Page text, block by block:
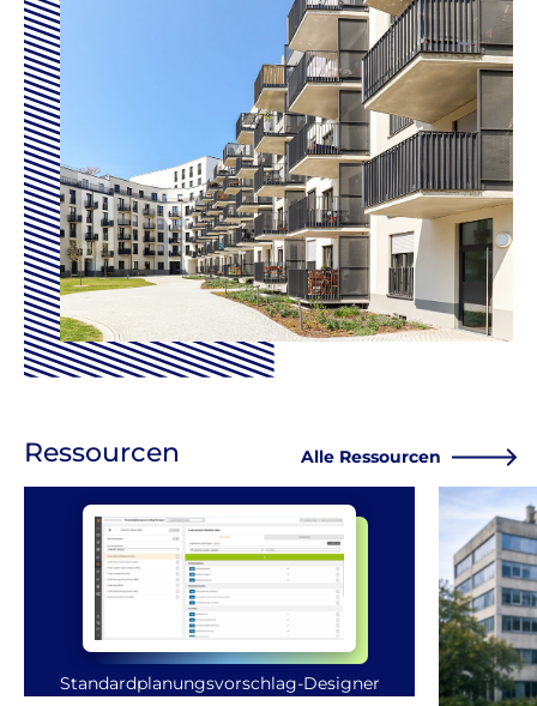
Ressourcen Alle Ressourcen
Standardplanungsvorschlag-Designer